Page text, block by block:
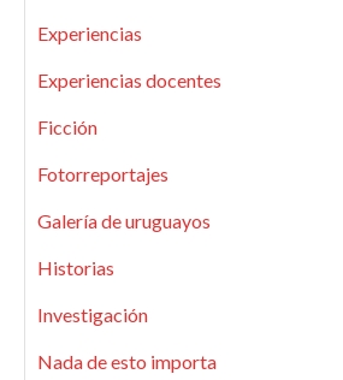
Experiencias
Experiencias docentes
Ficción
Fotorreportajes
Galería de uruguayos
Historias
Investigación
Nada de esto importa